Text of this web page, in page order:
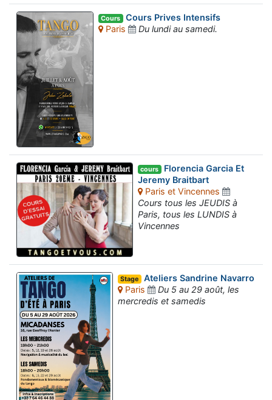
Cours Cours Prives Intensifs
Paris
Du lundi au samedi.
cours Florencia Garcia Et
Jeremy Braitbart
Paris et Vincennes
Cours tous les JEUDIS à
Paris, tous les LUNDIS à
Vincennes
Stage Ateliers Sandrine Navarro
Paris
Du 5 au 29 août, les
mercredis et samedis